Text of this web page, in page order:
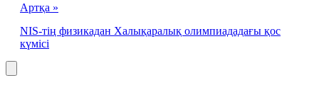
Артқа »
NIS-тің физикадан Халықаралық олимпиададағы қос
күмісі